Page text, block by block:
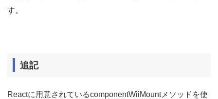
す。
追記
Reactに用意されているcomponentWiiMountメソッドを使